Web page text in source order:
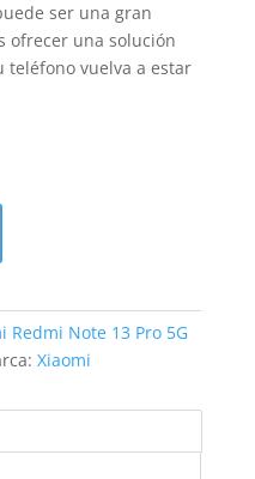
ser una gran
ofrecer una solución
teléfono vuelva a estar
Redmi Note 13 Pro 5G
Xiaomi